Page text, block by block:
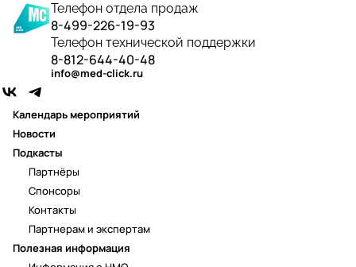
Телефон отдела продаж
8-499-226-19-93
Телефон технической поддержки
8-812-644-40-48
info@med-click.ru
Календарь мероприятий
Новости
Подкасты
Полезная информация
Партнёры
Спонсоры
Контакты
Партнерам и экспертам